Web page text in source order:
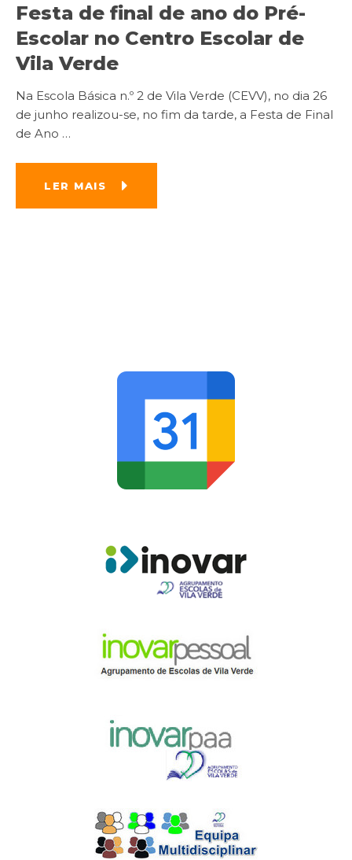
Festa de final de ano do Pré-
Escolar no Centro Escolar de
Vila Verde
Na Escola Básica n.º 2 de Vila Verde (CEVV), no dia 26
de junho realizou-se, no fim da tarde, a Festa de Final
de Ano …
LER MAIS